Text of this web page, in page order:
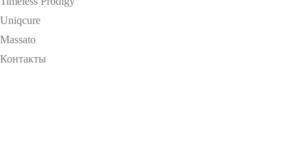
Uniqcure
Massato
Контакты